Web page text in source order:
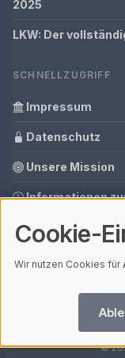
2025
LKW: Der
SCHNELLZUGRIFF
Impressum
Datenschutz
Unsere Mission
Informationen
Tools
©
Cookie-
Wir nutzen Cookies für